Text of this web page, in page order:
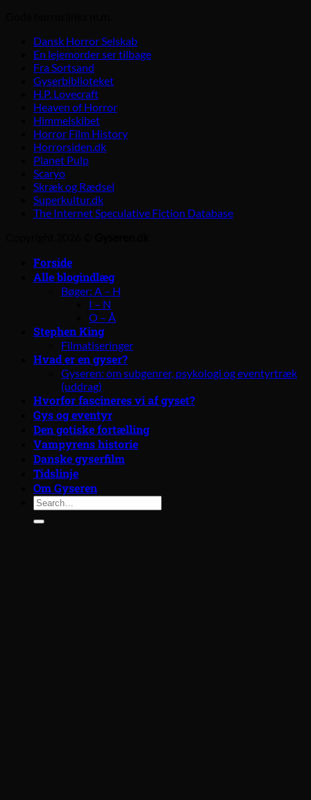
Dansk Horror Selskab
En lejemorder ser tilbage
Fra Sortsand
Gyserbiblioteket
H.P. Lovecraft
Heaven of Horror
Himmelskibet
Horror Film History
Horrorsiden.dk
Planet Pulp
Scaryo
Skræk og Rædsel
Superkultur.dk
The Internet Speculative Fiction Database
Forside
Alle blogindlæg
Bøger: A – H
I – N
O – Å
Stephen King
Filmatiseringer
Hvad er en gyser?
Gyseren: om subgenrer, psykologi og eventyrtræk
(uddrag)
Hvorfor fascineres vi af gyset?
Gys og eventyr
Den gotiske fortælling
Vampyrens historie
Danske gyserfilm
Tidslinje
Om Gyseren